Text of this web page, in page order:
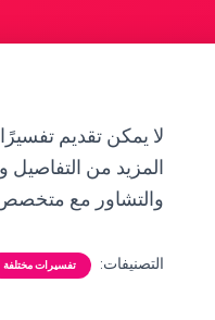
لا يمكن تقديم
المزيد من
والتشاور مع
التصنيفات: تفسيرات مختلفة